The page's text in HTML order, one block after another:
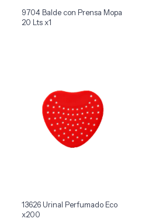
9704 Balde con Prensa Mopa
20 Lts x1
13626 Urinal Perfumado Eco
x200